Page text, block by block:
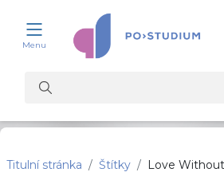
Menu
Vyhledat kurzy
Titulní stránka Štítky Love